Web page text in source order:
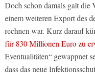
Doch schon damals galt die
einem weiteren Export des
rechnen war. Kurz darauf
für 830 Millionen Euro zu
Eventualitäten“ gewappnet
dass das neue